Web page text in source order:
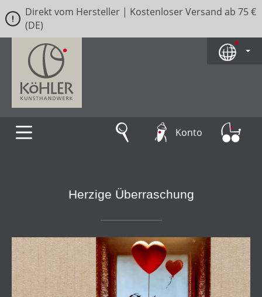
Zum Hauptinhalt springen
Direkt vom Hersteller | Kostenloser Versand ab 75 €
(DE)
Konto
Herzige Überraschung